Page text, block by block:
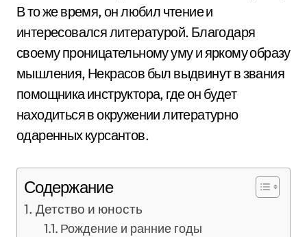
В то же время, он любил чтение и
интересовался литературой. Благодаря
своему проницательному уму и яркому образу
мышления, Некрасов был выдвинут в звания
помощника инструктора, где он будет
находиться в окружении литературно
одаренных курсантов.
Содержание
Детство и юность
Рождение и ранние годы